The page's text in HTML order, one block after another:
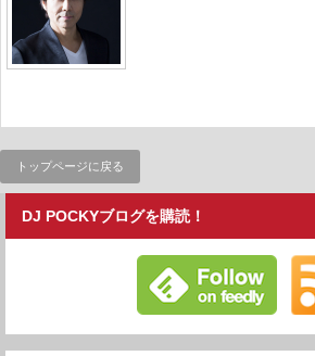
トップページに戻る
DJ POCKYブログを購読！